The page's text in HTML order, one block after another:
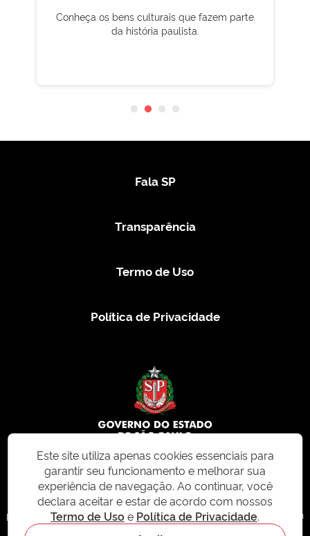
Conheça os bens culturais que fazem parte
da história paulista.
Fala SP
Transparência
Termo de Uso
Política de Privacidade
© 2026 CMS.SP.GOV.BR. Todos os direitos reservados.
Este site e todo o seu conteúdo, incluindo textos, imagens e design, são
protegidos por direitos autorais e não podem ser reproduzidos, distribuídos ou
modificados sem permissão expressa. Para mais informações ou para
Este site utiliza apenas cookies essenciais para
garantir seu funcionamento e melhorar sua
experiência de navegação. Ao continuar, você
declara aceitar e estar de acordo com nossos
Termo de Uso e Política de Privacidade.